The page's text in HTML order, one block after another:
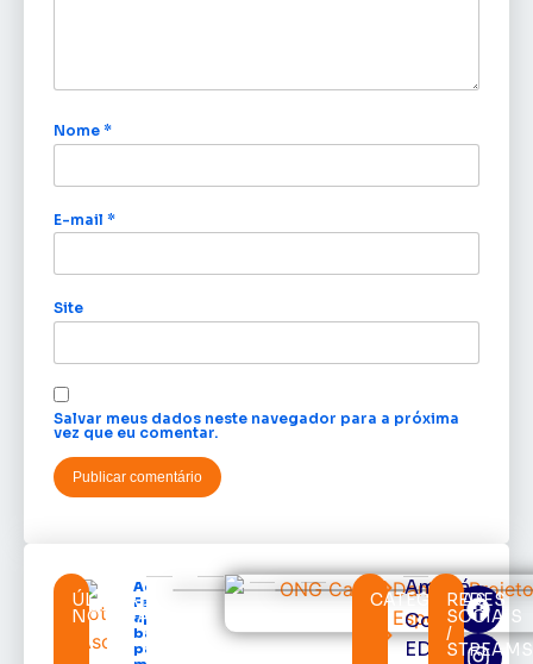
Nome *
E-mail *
Site
Salvar meus dados neste navegador para a próxima
vez que eu comentar.
ÚLTIMAS
NOTÍCIAS
Acácio
Favacho
apresenta
balanço
parcial do
CATEGORIAS
Amapá
Cortes
EDcast
REDES
SOCIAIS
/
STREAMS